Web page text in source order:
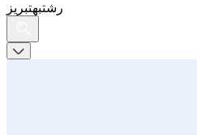
رشتبهتبریز